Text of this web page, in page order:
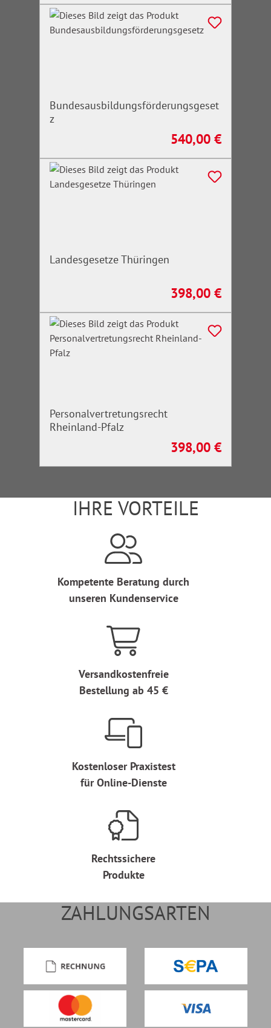
Bundesausbildungsförderungsgeset
z
Regulärer Preis:
540,00 €
Landesgesetze Thüringen
Regulärer Preis:
398,00 €
Personalvertretungsrecht
Rheinland-Pfalz
Regulärer Preis:
398,00 €
IHRE VORTEILE
Kompetente Beratung durch
unseren Kundenservice
Versandkostenfreie
Bestellung ab 45 €
Kostenloser Praxistest
für Online-Dienste
Rechtssichere
Produkte
ZAHLUNGSARTEN